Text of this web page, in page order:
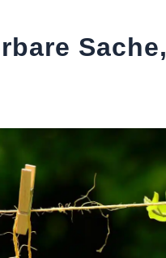
Sache,